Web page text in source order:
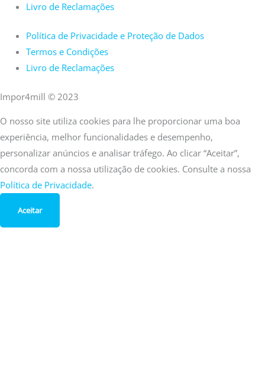
Livro de Reclamações
Política de Privacidade e Proteção de Dados
Termos e Condições
Livro de Reclamações
Impor4mill © 2023
O nosso site utiliza cookies para lhe proporcionar uma boa
experiência, melhor funcionalidades e desempenho,
personalizar anúncios e analisar tráfego. Ao clicar “Aceitar”,
concorda com a nossa utilização de cookies. Consulte a nossa
Política de Privacidade.
Aceitar